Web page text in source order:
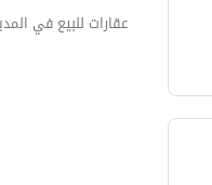
عقارات للبيع في